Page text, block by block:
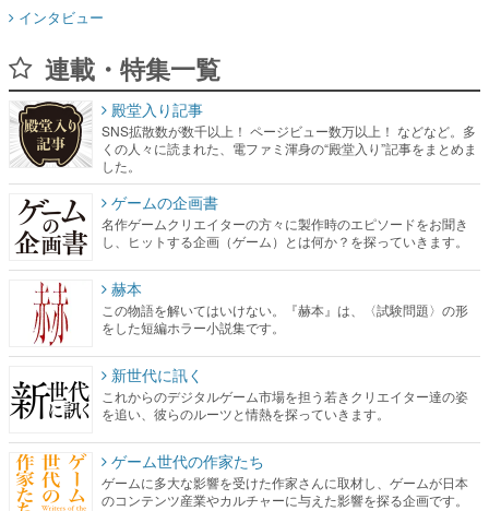
インタビュー
連載・特集一覧
殿堂入り記事
SNS拡散数が数千以上！ ページビュー数万以上！ などなど。多
くの人々に読まれた、電ファミ渾身の“殿堂入り”記事をまとめま
した。
ゲームの企画書
名作ゲームクリエイターの方々に製作時のエピソードをお聞き
し、ヒットする企画（ゲーム）とは何か？を探っていきます。
赫本
この物語を解いてはいけない。『赫本』は、〈試験問題〉の形
をした短編ホラー小説集です。
新世代に訊く
これからのデジタルゲーム市場を担う若きクリエイター達の姿
を追い、彼らのルーツと情熱を探っていきます。
ゲーム世代の作家たち
ゲームに多大な影響を受けた作家さんに取材し、ゲームが日本
のコンテンツ産業やカルチャーに与えた影響を探る企画です。